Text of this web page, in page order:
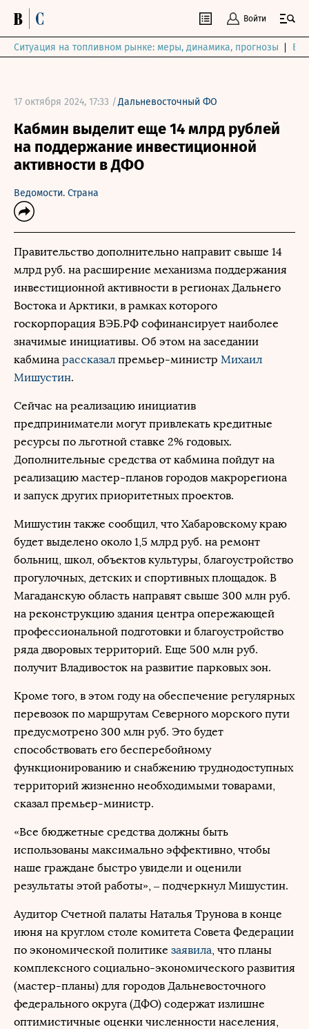
Войти
Ситуация на топливном рынке: меры, динамика, прогнозы
17 октября 2024, 17:33 /Дальневосточный ФО
Кабмин выделит еще 14 млрд рублей
на поддержание инвестиционной
активности в ДФО
Ведомости. Страна
Правительство дополнительно направит свыше 14
млрд руб. на расширение механизма поддержания
инвестиционной активности в регионах Дальнего
Востока и Арктики, в рамках которого
госкорпорация ВЭБ.РФ софинансирует наиболее
значимые инициативы. Об этом на заседании
кабмина рассказал премьер-министр Михаил
Мишустин.
Сейчас на реализацию инициатив
предприниматели могут привлекать кредитные
ресурсы по льготной ставке 2% годовых.
Дополнительные средства от кабмина пойдут на
реализацию мастер-планов городов макрорегиона
и запуск других приоритетных проектов.
Мишустин также сообщил, что Хабаровскому краю
будет выделено около 1,5 млрд руб. на ремонт
больниц, школ, объектов культуры, благоустройство
прогулочных, детских и спортивных площадок. В
Магаданскую область направят свыше 300 млн руб.
на реконструкцию здания центра опережающей
профессиональной подготовки и благоустройство
ряда дворовых территорий. Еще 500 млн руб.
получит Владивосток на развитие парковых зон.
Кроме того, в этом году на обеспечение регулярных
перевозок по маршрутам Северного морского пути
предусмотрено 300 млн руб. Это будет
способствовать его бесперебойному
функционированию и снабжению труднодоступных
территорий жизненно необходимыми товарами,
сказал премьер-министр.
«Все бюджетные средства должны быть
использованы максимально эффективно, чтобы
наше граждане быстро увидели и оценили
результаты этой работы», – подчеркнул Мишустин.
Аудитор Счетной палаты Наталья Трунова в конце
июня на круглом столе комитета Совета Федерации
по экономической политике заявила, что планы
комплексного социально-экономического развития
(мастер-планы) для городов Дальневосточного
федерального округа (ДФО) содержат излишне
оптимистичные оценки численности населения,